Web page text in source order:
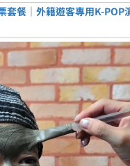
餐｜外籍遊客專用K-POP